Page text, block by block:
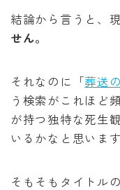
結論から言うと、
せん。
それなのに「葬送
う検索がこれほど
が持つ独特な死生
いるかなと思います
そもそもタイトル